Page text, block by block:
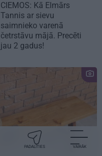
CIEMOS: Kā Elmārs
Tannis ar sievu
saimnieko varenā
četrstāvu mājā. Precēti
jau 2 gadus!
PADALĪTIES VAIRĀK